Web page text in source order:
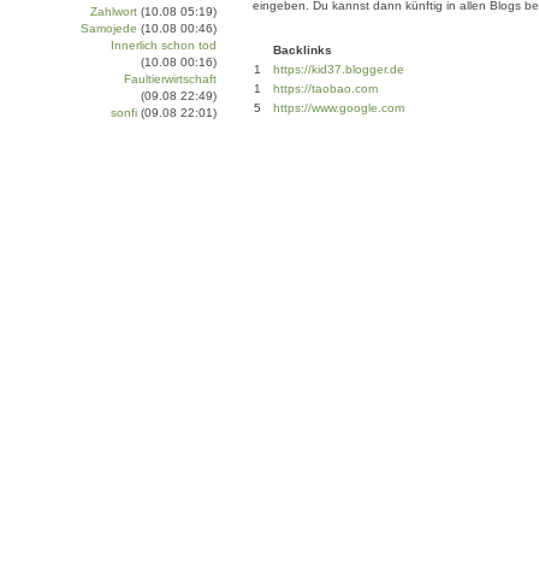
eingeben. Du kannst dann künftig in allen Blogs
Backlinks
1
https://kid37.blogger.de
1
https://taobao.com
5
https://www.google.com
Zahlwort (10.08 05:19)
Samojede (10.08 00:46)
Innerlich schon tod
(10.08 00:16)
Faultierwirtschaft
(09.08 22:49)
sonfi (09.08 22:01)